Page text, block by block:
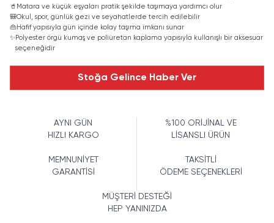
🥤 Matara ve küçük eşyaları pratik şekilde taşımaya yardımcı olur
🎒Okul, spor, günlük gezi ve seyahatlerde tercih edilebilir
👜Hafif yapısıyla gün içinde kolay taşıma imkanı sunar
✨ Polyester örgü kumaş ve poliüretan kaplama yapısıyla kullanışlı bir aksesuar
seçeneğidir
Stoğa Gelince Haber Ver
AYNI GÜN
HIZLI KARGO
%100 ORİJİNAL VE
LİSANSLI ÜRÜN
MEMNUNİYET
GARANTİSİ
TAKSİTLİ
ÖDEME SEÇENEKLERİ
MÜŞTERİ DESTEĞİ
HEP YANINIZDA